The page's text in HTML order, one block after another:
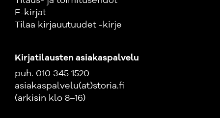
E-kirjat
Tilaa kirjauutuudet -kirje
Kirjatilausten asiakaspalvelu
puh. 010 345 1520
asiakaspalvelu(at)storia.fi
(arkisin klo 8–16)